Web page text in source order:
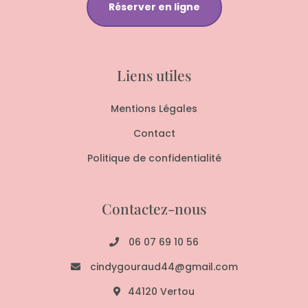
Réserver en ligne
Liens utiles
Mentions Légales
Contact
Politique de confidentialité
Contactez-nous
06 07 69 10 56
cindygouraud44@gmail.com
44120 Vertou